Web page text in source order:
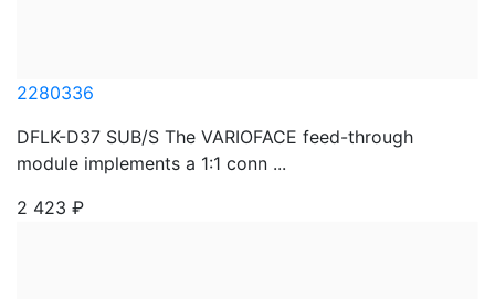
2280336
DFLK-D37 SUB/S The VARIOFACE feed-through
module implements a 1:1 conn ...
2 423 ₽